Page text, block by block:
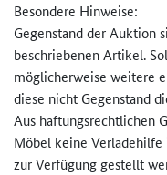
Besondere Hinweise:
Gegenstand der Auktion
beschriebenen Artikel.
möglicherweise weitere
diese nicht Gegenstand
Aus haftungsrechtlichen
Möbel keine
zur Verfügung gestellt